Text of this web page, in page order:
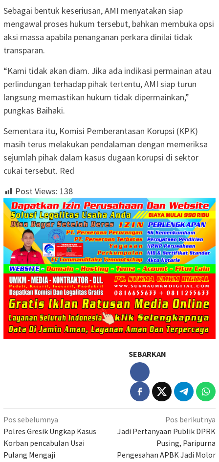
Sebagai bentuk keseriusan, AMI menyatakan siap
mengawal proses hukum tersebut, bahkan membuka opsi
aksi massa apabila penanganan perkara dinilai tidak
transparan.
“Kami tidak akan diam. Jika ada indikasi permainan atau
perlindungan terhadap pihak tertentu, AMI siap turun
langsung memastikan hukum tidak dipermainkan,”
pungkas Baihaki.
Sementara itu, Komisi Pemberantasan Korupsi (KPK)
masih terus melakukan pendalaman dengan memeriksa
sejumlah pihak dalam kasus dugaan korupsi di sektor
cukai tersebut. Red
Post Views: 138
SEBARKAN
Navigasi
pos
Pos sebelumnya
Polres Gresik Ungkap Kasus
Korban pencabulan Usai
Pulang Mengaji
Pos berikutnya
Jadi Pertanyaan Publik DPRK
Pusing, Paripurna
Pengesahan APBK Jadi Molor